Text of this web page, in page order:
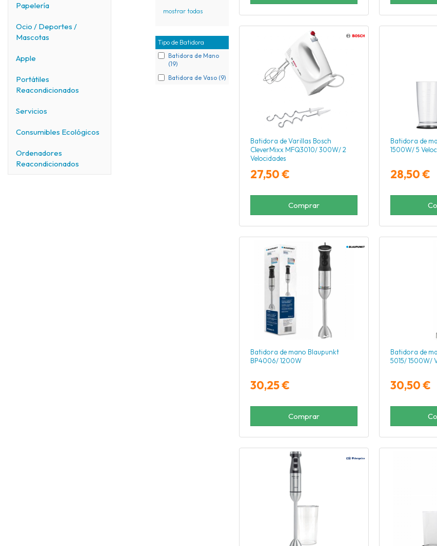
Papelería
Ocio / Deportes /
Mascotas
Apple
Portátiles
Reacondicionados
Servicios
Consumibles Ecológicos
Ordenadores
Reacondicionados
mostrar todas
Tipo de Batidora
Batidora de Mano
(19)
Batidora de Vaso (9)
Batidora de Varillas Bosch
CleverMixx MFQ3010/ 300W/ 2
Velocidades
27,50 €
Comprar
Batidora de
1500W/ 5
28,50 €
Batidora de mano Blaupunkt
BP4006/ 1200W
30,25 €
Comprar
Batidora de
5015/ 1500W/
30,50 €